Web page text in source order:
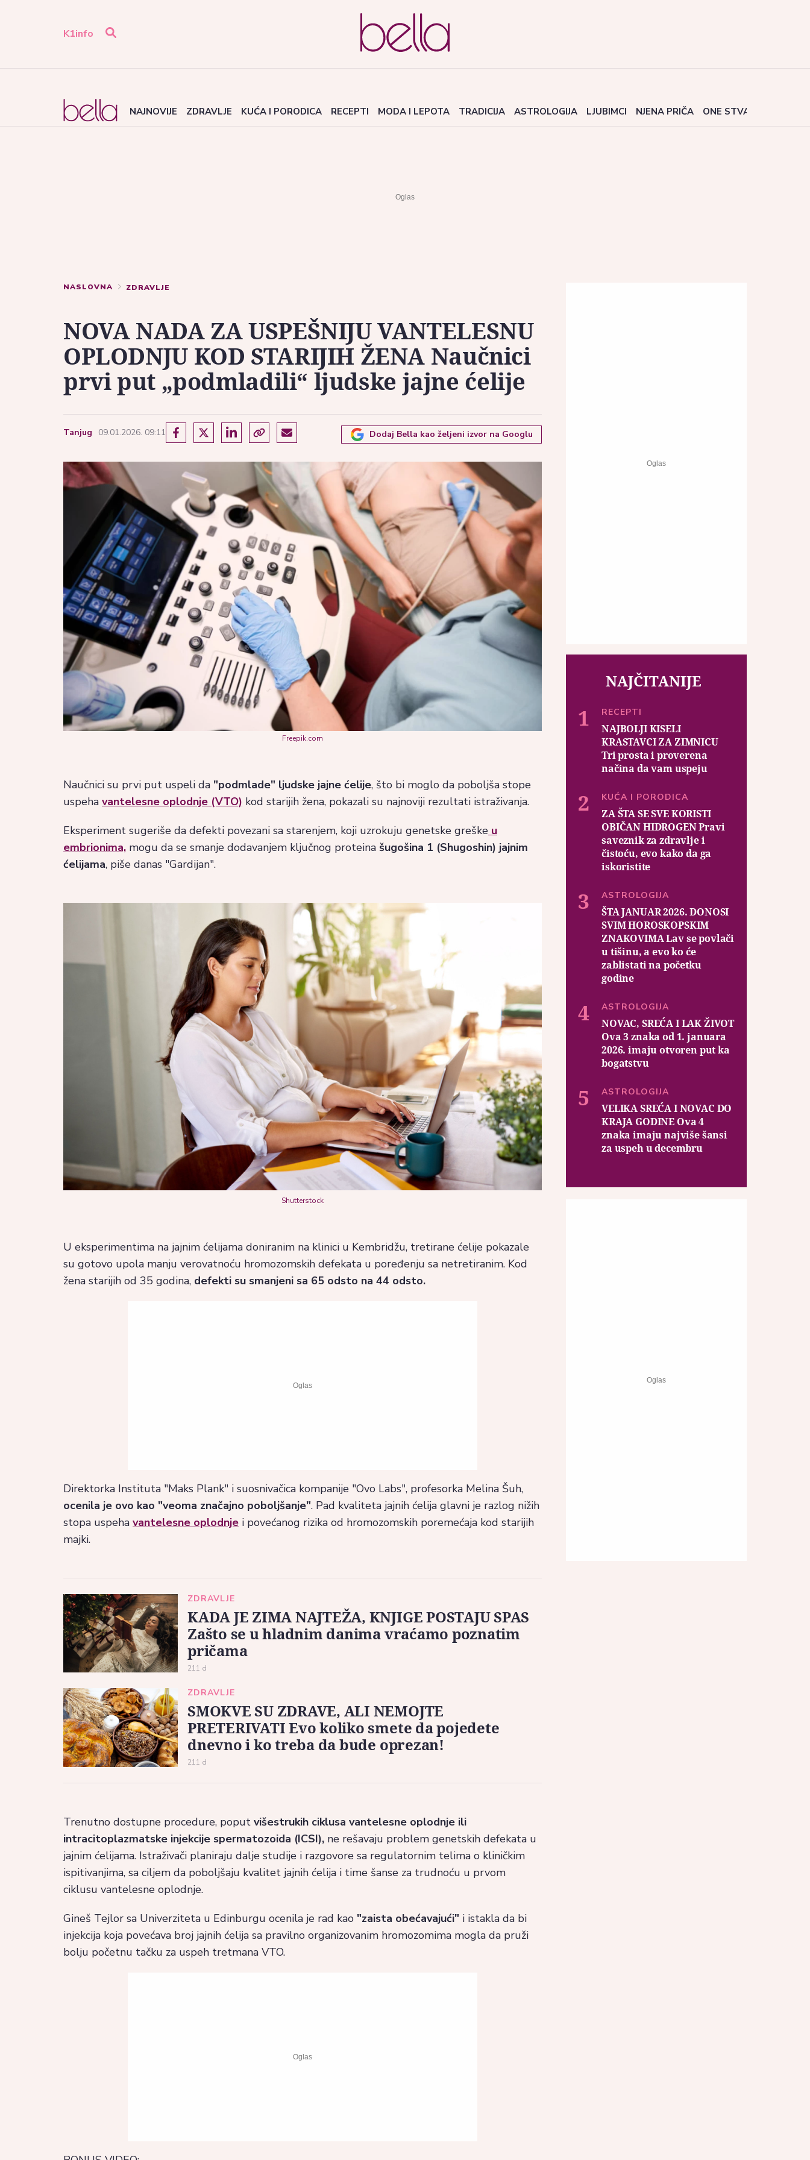
K1info
NAJNOVIJE ZDRAVLJE KUĆA I PORODICA RECEPTI MODA I LEPOTA TRADICIJA ASTROLOGIJA LJUBIMCI NJENA PRIČA ONE STVARI
NASLOVNA ZDRAVLJE
NOVA NADA ZA USPEŠNIJU VANTELESNU
OPLODNJU KOD STARIJIH ŽENA Naučnici
prvi put „podmladili“ ljudske jajne ćelije
Tanjug 09.01.2026. 09:11 Dodaj Bella kao željeni izvor na Googlu
Freepik.com
Naučnici su prvi put uspeli da "podmlade" ljudske jajne ćelije, što bi moglo da poboljša stope
uspeha vantelesne oplodnje (VTO) kod starijih žena, pokazali su najnoviji rezultati istraživanja.
Eksperiment sugeriše da defekti povezani sa starenjem, koji uzrokuju genetske greške u
embrionima, mogu da se smanje dodavanjem ključnog proteina šugošina 1 (Shugoshin) jajnim
ćelijama, piše danas "Gardijan".
Shutterstock
U eksperimentima na jajnim ćelijama doniranim na klinici u Kembridžu, tretirane ćelije pokazale
su gotovo upola manju verovatnoću hromozomskih defekata u poređenju sa netretiranim. Kod
žena starijih od 35 godina, defekti su smanjeni sa 65 odsto na 44 odsto.
Direktorka Instituta "Maks Plank" i suosnivačica kompanije "Ovo Labs", profesorka Melina Šuh,
ocenila je ovo kao "veoma značajno poboljšanje". Pad kvaliteta jajnih ćelija glavni je razlog nižih
stopa uspeha vantelesne oplodnje i povećanog rizika od hromozomskih poremećaja kod starijih
majki.
ZDRAVLJE
KADA JE ZIMA NAJTEŽA, KNJIGE POSTAJU SPAS
Zašto se u hladnim danima vraćamo poznatim
pričama
211 d
ZDRAVLJE
SMOKVE SU ZDRAVE, ALI NEMOJTE
PRETERIVATI Evo koliko smete da pojedete
dnevno i ko treba da bude oprezan!
211 d
Trenutno dostupne procedure, poput višestrukih ciklusa vantelesne oplodnje ili
intracitoplazmatske injekcije spermatozoida (ICSI), ne rešavaju problem genetskih defekata u
jajnim ćelijama. Istraživači planiraju dalje studije i razgovore sa regulatornim telima o kliničkim
ispitivanjima, sa ciljem da poboljšaju kvalitet jajnih ćelija i time šanse za trudnoću u prvom
ciklusu vantelesne oplodnje.
Gineš Tejlor sa Univerziteta u Edinburgu ocenila je rad kao "zaista obećavajući" i istakla da bi
injekcija koja povećava broj jajnih ćelija sa pravilno organizovanim hromozomima mogla da pruži
bolju početnu tačku za uspeh tretmana VTO.
NAJČITANIJE
RECEPTI
NAJBOLJI KISELI
KRASTAVCI ZA ZIMNICU
Tri prosta i proverena
načina da vam uspeju
KUĆA I PORODICA
ZA ŠTA SE SVE KORISTI
OBIČAN HIDROGEN Pravi
saveznik za zdravlje i
čistoću, evo kako da ga
iskoristite
ASTROLOGIJA
ŠTA JANUAR 2026. DONOSI
SVIM HOROSKOPSKIM
ZNAKOVIMA Lav se povlači
u tišinu, a evo ko će
zablistati na početku
godine
ASTROLOGIJA
NOVAC, SREĆA I LAK ŽIVOT
Ova 3 znaka od 1. januara
2026. imaju otvoren put ka
bogatstvu
ASTROLOGIJA
VELIKA SREĆA I NOVAC DO
KRAJA GODINE Ova 4
znaka imaju najviše šansi
za uspeh u decembru